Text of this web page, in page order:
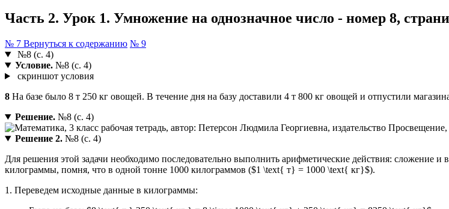
Часть 2. Урок 1. Умножение на однозначное число - номер 8,
№ 7 Вернуться к содержанию № 9
№8 (с. 4)
Условие.№8 (с. 4)
скриншот условия
8 На базе было 8 т 250 кг овощей. В течение дня на базу доставили 4 т 800 кг овощей и отпустили
Решение.№8 (с. 4)
Решение 2.№8 (с. 4)
Для решения этой задачи необходимо последовательно выполнить арифметические действия: сложение
килограммы, помня, что в одной тонне 1000 килограммов ($1 \text{ т} = 1000 \text{ кг}$).
1. Переведем исходные данные в килограммы: